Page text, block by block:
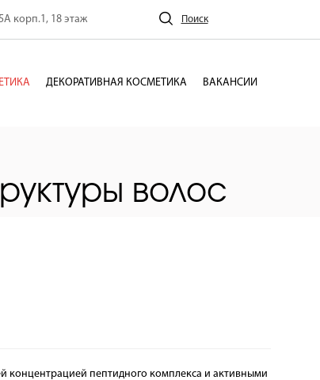
корп.1, 18 этаж Поиск
ДЕКОРАТИВНАЯ КОСМЕТИКА ВАКАНСИИ
волос
концентрацией пептидного комплекса и активными